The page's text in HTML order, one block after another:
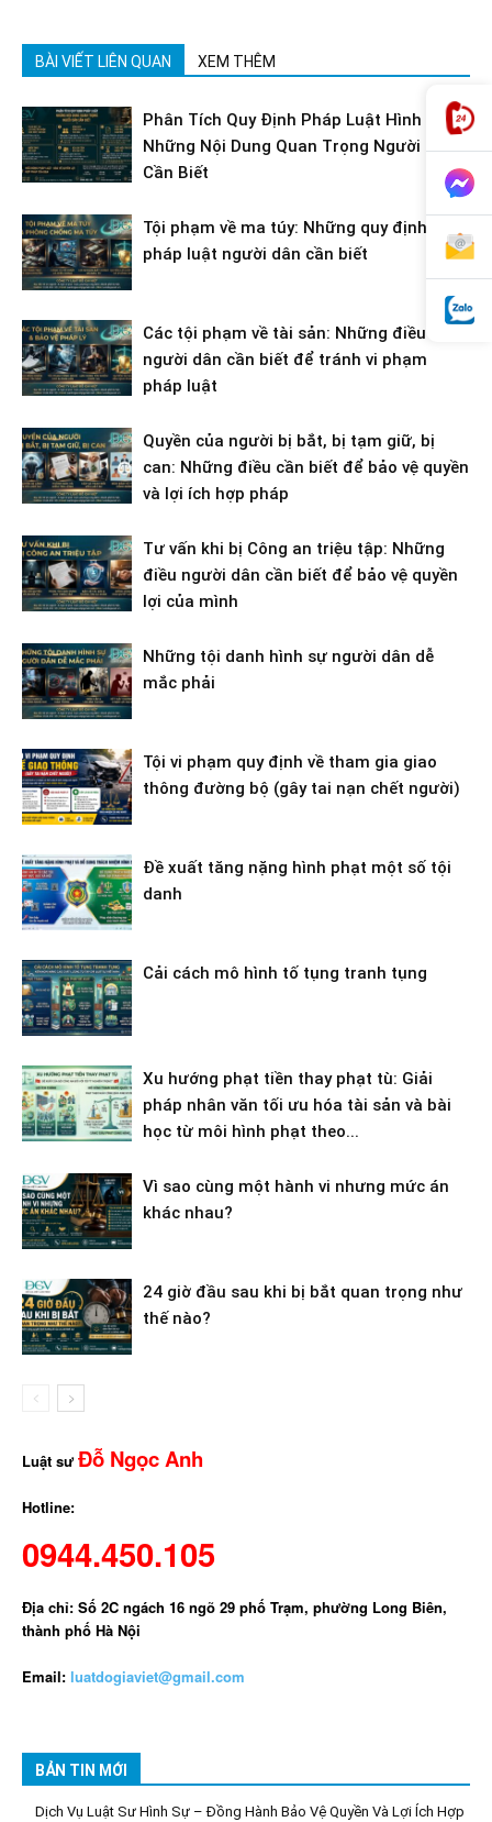
BÀI VIẾT LIÊN QUAN XEM THÊM
Phân Tích Quy Định Pháp Luật Hình Sự:
Những Nội Dung Quan Trọng Người Dân
Cần Biết
Tội phạm về ma túy: Những quy định
pháp luật người dân cần biết
Các tội phạm về tài sản: Những điều
người dân cần biết để tránh vi phạm
pháp luật
Quyền của người bị bắt, bị tạm giữ, bị
can: Những điều cần biết để bảo vệ quyền
và lợi ích hợp pháp
Tư vấn khi bị Công an triệu tập: Những
điều người dân cần biết để bảo vệ quyền
lợi của mình
Những tội danh hình sự người dân dễ
mắc phải
Tội vi phạm quy định về tham gia giao
thông đường bộ (gây tai nạn chết người)
Đề xuất tăng nặng hình phạt một số tội
danh
Cải cách mô hình tố tụng tranh tụng
Xu hướng phạt tiền thay phạt tù: Giải
pháp nhân văn tối ưu hóa tài sản và bài
học từ môi hình phạt theo...
Vì sao cùng một hành vi nhưng mức án
khác nhau?
24 giờ đầu sau khi bị bắt quan trọng như
thế nào?
Luật sưĐỗ Ngọc Anh
Hotline:
0944.450.105
Địa chỉ: Số 2C ngách 16 ngõ 29 phố Trạm, phường Long Biên,
thành phố Hà Nội
Email: luatdogiaviet@gmail.com
BẢN TIN MỚI
Dịch Vụ Luật Sư Hình Sự – Đồng Hành Bảo Vệ Quyền Và Lợi Ích Hợp